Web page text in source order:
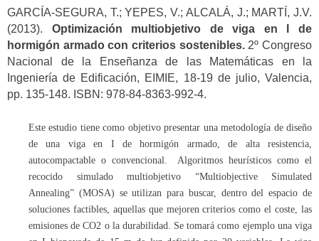
GARCÍA-SEGURA, T.; YEPES, V.; ALCALÁ, J.; MARTÍ, J.V.
(2013). Optimización multiobjetivo de viga en I de
hormigón armado con criterios sostenibles. 2º Congreso
Nacional de la Enseñanza de las Matemáticas en la
Ingeniería de Edificación, EIMIE, 18-19 de julio, Valencia,
pp. 135-148. ISBN: 978-84-8363-992-4.
Este estudio tiene como objetivo presentar una metodología de diseño
de una viga en I de hormigón armado, de alta resistencia,
autocompactable o convencional. Algoritmos heurísticos como el
recocido simulado multiobjetivo “Multiobjective Simulated
Annealing” (MOSA) se utilizan para buscar, dentro del espacio de
soluciones factibles, aquellas que mejoren criterios como el coste, las
emisiones de CO2 o la durabilidad. Se tomará como ejemplo una viga